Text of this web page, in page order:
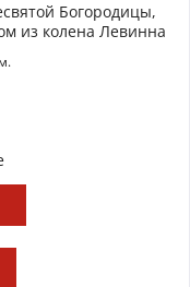
Богородицы,
из колена Левинна